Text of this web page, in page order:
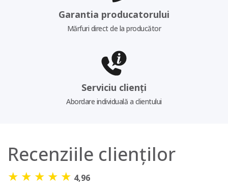
Garantia producatorului
Mărfuri direct de la producător
Serviciu clienți
Abordare individuală a clientului
Recenziile clienților
★ ★ ★ ★ ★ 4,96